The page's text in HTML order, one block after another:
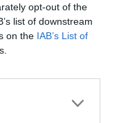
opt-out of the
list of downstream
on the IAB’s List of
REPER
SENS
Acțiunea